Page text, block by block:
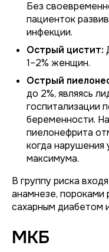
Без
пациенток
инфекции.
Острый цистит:
1–2% женщин.
Острый
до 2%, являясь
госпитализации
беременности.
пиелонефрита
когда нарушения
максимума.
В группу риска
анамнезе, пороками
сахарным диабетом
МКБ